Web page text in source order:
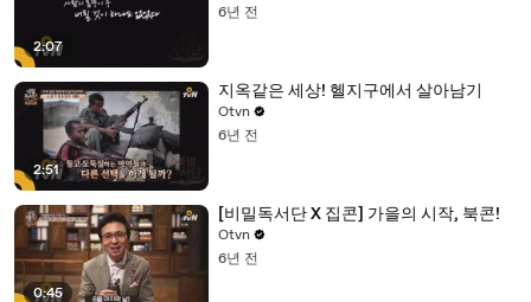
2:07
6년 전
2:51
지옥같은 세상! 헬지구에서 살아남기
Otvn
6년 전
0:45
[비밀독서단 X 집콘] 가을의 시작, 북콘!
Otvn
6년 전